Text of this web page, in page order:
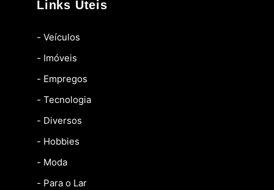
Links Úteis
- Veículos
- Imóveis
- Empregos
- Tecnologia
- Diversos
- Hobbies
- Moda
- Para o Lar